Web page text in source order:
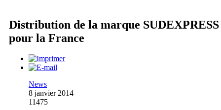
Distribution de la marque SUDEXPRESS
pour la France
News
8 janvier 2014
11475